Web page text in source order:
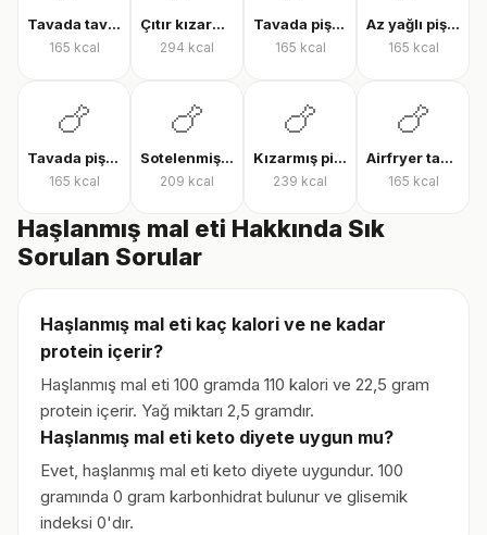
Tavada tavuk göğsü
165 kcal
Çıtır kızarmış tavuk
294 kcal
Tavada pişmiş tavuk bonfile
165 kcal
Az yağlı pişmiş tavuk göğsü
165 kcal
🍗
Tavada pişmiş tavuk göğsü
165 kcal
🍗
Sotelenmiş tavuk
209 kcal
🍗
Kızarmış piliç
239 kcal
🍗
Airfryer tavuk bonfile
165 kcal
Haşlanmış mal eti Hakkında Sık
Sorulan Sorular
Haşlanmış mal eti kaç kalori ve ne kadar
protein içerir?
Haşlanmış mal eti 100 gramda 110 kalori ve 22,5 gram
protein içerir. Yağ miktarı 2,5 gramdır.
Haşlanmış mal eti keto diyete uygun mu?
Evet, haşlanmış mal eti keto diyete uygundur. 100
gramında 0 gram karbonhidrat bulunur ve glisemik
indeksi 0'dır.